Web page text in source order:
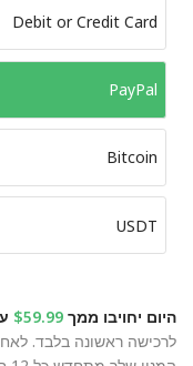
Debit or Credit Card
PayPal
Bitcoin
USDT
היום יחויבו ממך $59.99 עבור